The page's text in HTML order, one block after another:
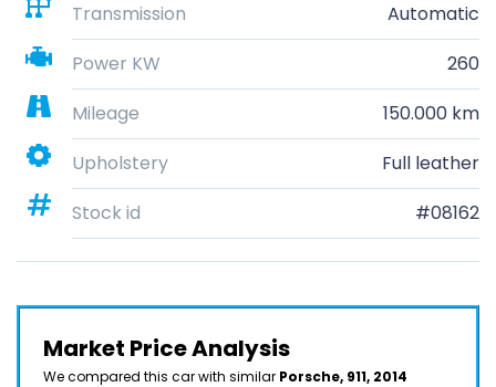
Transmission
Automatic
Power KW
260
Mileage
150.000 km
Upholstery
Full leather
Stock id
#08162
Market Price Analysis
We compared this car with similar Porsche, 911, 2014